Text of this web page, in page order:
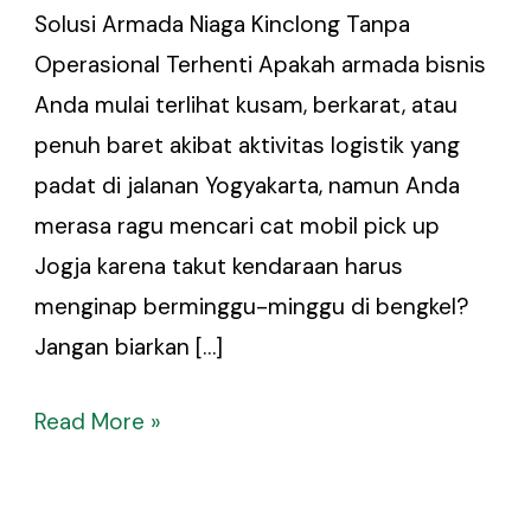
Solusi Armada Niaga Kinclong Tanpa
Operasional Terhenti Apakah armada bisnis
Anda mulai terlihat kusam, berkarat, atau
penuh baret akibat aktivitas logistik yang
padat di jalanan Yogyakarta, namun Anda
merasa ragu mencari cat mobil pick up
Jogja karena takut kendaraan harus
menginap berminggu-minggu di bengkel?
Jangan biarkan […]
Read More »